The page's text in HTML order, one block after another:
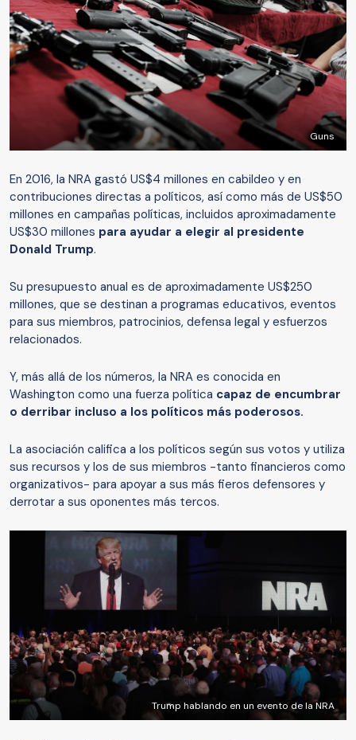
Guns
En 2016, la NRA gastó US$4 millones en cabildeo y en
contribuciones directas a políticos, así como más de US$50
millones en campañas políticas, incluidos aproximadamente
US$30 millones para ayudar a elegir al presidente
Donald Trump.
Su presupuesto anual es de aproximadamente US$250
millones, que se destinan a programas educativos, eventos
para sus miembros, patrocinios, defensa legal y esfuerzos
relacionados.
Y, más allá de los números, la NRA es conocida en
Washington como una fuerza política capaz de encumbrar
o derribar incluso a los políticos más poderosos.
La asociación califica a los políticos según sus votos y utiliza
sus recursos y los de sus miembros -tanto financieros como
organizativos- para apoyar a sus más fieros defensores y
derrotar a sus oponentes más tercos.
Trump hablando en un evento de la NRA